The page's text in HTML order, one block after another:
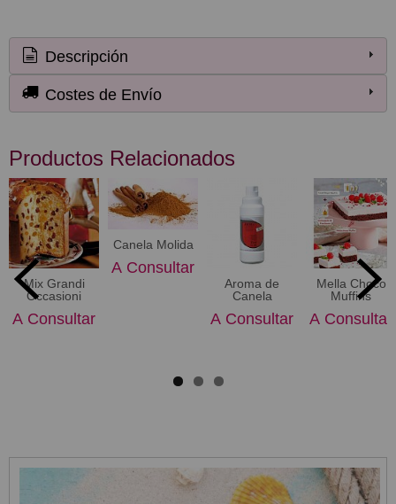
Descripción
Costes de Envío
Productos Relacionados
Mix Grandi
Occasioni
A Consultar
Canela Molida
A Consultar
Aroma de
Canela
A Consultar
Mella Choco
Muffins
A Consultar